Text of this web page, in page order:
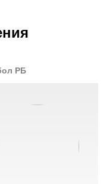
РБ